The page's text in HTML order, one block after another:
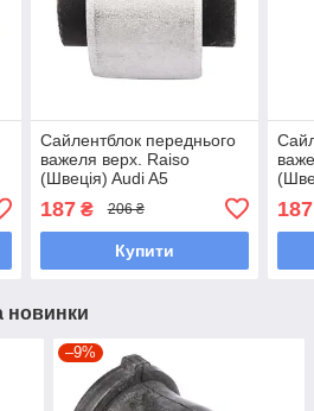
Сайлентблок переднього
важеля верх. Raiso
(Швеція) Audi A5
#RL-8W0515V UAQDYYP7
187₴ 206 ₴
Купити
187
новинки
–9%